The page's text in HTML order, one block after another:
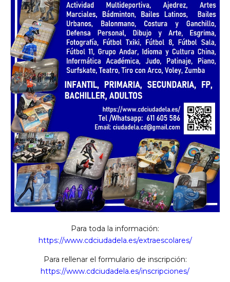
Para toda la información:
https://www.cdciudadela.es/extraescolares/
Para rellenar el formulario de inscripción:
https://www.cdciudadela.es/inscripciones/